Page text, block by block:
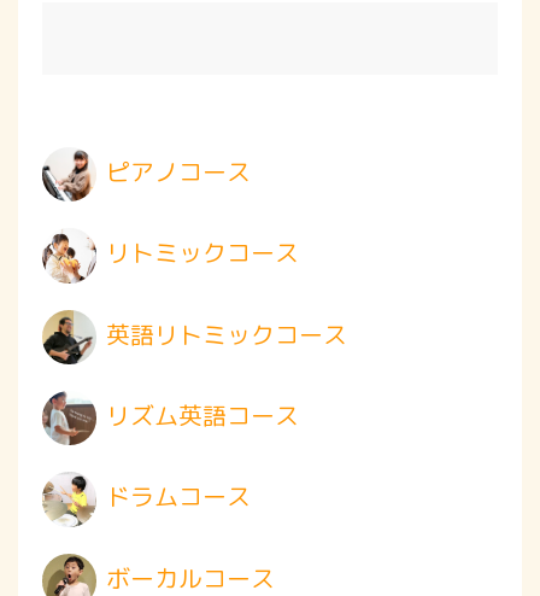
ピアノコース
リトミックコース
英語リトミックコース
リズム英語コース
ドラムコース
ボーカルコース